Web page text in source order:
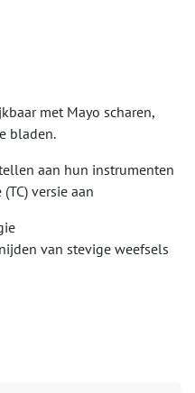
met Mayo scharen,
bladen.
aan hun instrumenten
versie aan
van stevige weefsels